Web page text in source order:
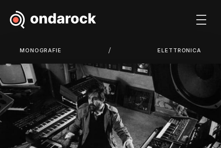
MONOGRAFIE / ELETTRONICA